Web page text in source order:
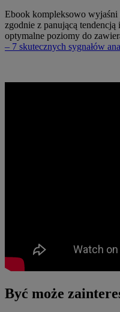
Ebook kompleksowo wyjaśni
zgodnie z panującą
optymalne poziomy do
– 7 skutecznych sygnałów
Być może